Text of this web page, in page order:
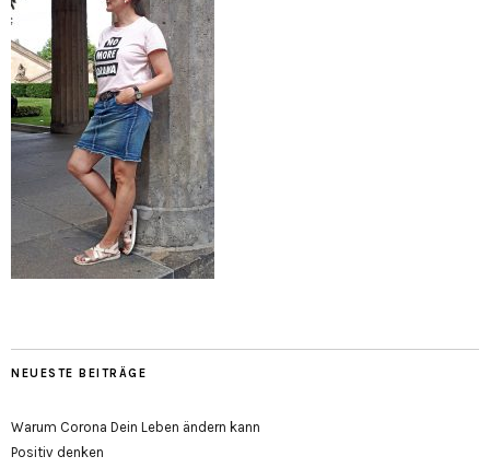
NEUESTE BEITRÄGE
Warum Corona Dein Leben ändern kann
Positiv denken